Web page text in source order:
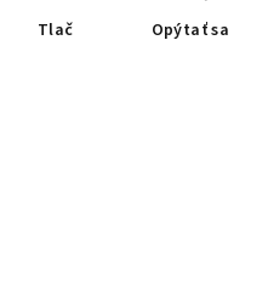
Tlač Opýtať sa